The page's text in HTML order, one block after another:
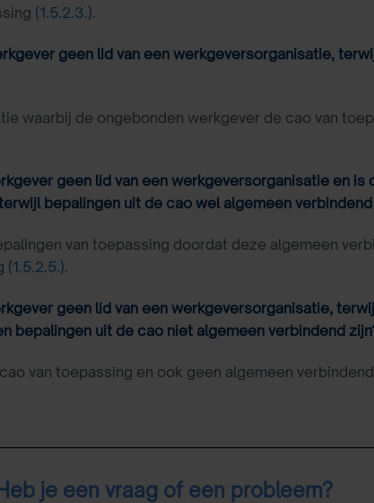
(1.5.2.3.).
geen lid van een werkgeversorganisatie,
waarbij de ongebonden werkgever de cao van
geen lid van een werkgeversorganisatie en
bepalingen uit de cao wel algemeen
van toepassing doordat deze algemeen
(1.5.2.5.).
geen lid van een werkgeversorganisatie,
bepalingen uit de cao niet algemeen verbindend
van toepassing en ook geen algemeen
Heb je een vraag of een probleem?